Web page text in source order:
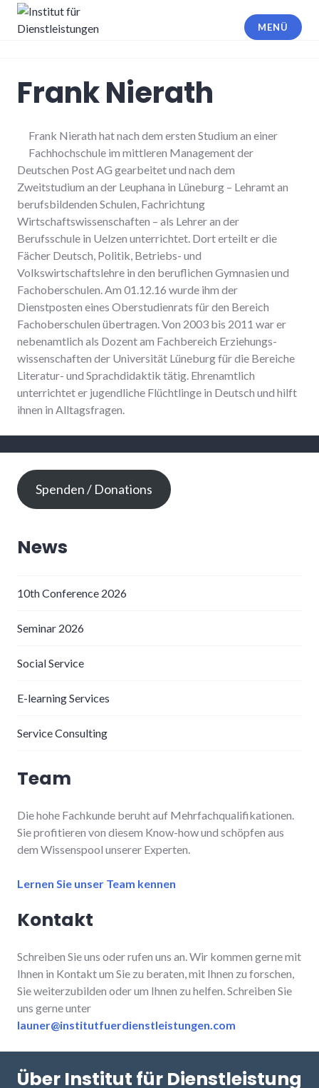
Zum
Inhalt
MENÜ
Frank Nierath
Frank Nierath hat nach dem ersten Studium an einer
Fachhochschule im mittleren Management der
Deutschen Post AG gearbeitet und nach dem
Zweitstudium an der Leuphana in Lüneburg – Lehramt an
berufsbildenden Schulen, Fachrichtung
Wirtschaftswissenschaften – als Lehrer an der
Berufsschule in Uelzen unterrichtet. Dort erteilt er die
Fächer Deutsch, Politik, Betriebs- und
Volkswirtschaftslehre in den beruflichen Gymnasien und
Fachoberschulen. Am 01.12.16 wurde ihm der
Dienstposten eines Oberstudienrats für den Bereich
Fachoberschulen übertragen. Von 2003 bis 2011 war er
nebenamtlich als Dozent am Fachbereich Erziehungs-
wissenschaften der Universität Lüneburg für die Bereiche
Literatur- und Sprachdidaktik tätig. Ehrenamtlich
unterrichtet er jugendliche Flüchtlinge in Deutsch und hilft
ihnen in Alltagsfragen.
Spenden / Donations
News
10th Conference 2026
Seminar 2026
Social Service
E-learning Services
Service Consulting
Team
Die hohe Fachkunde beruht auf Mehrfachqualifikationen.
Sie profitieren von diesem Know-how und schöpfen aus
dem Wissenspool unserer Experten.
Lernen Sie unser Team kennen
Kontakt
Schreiben Sie uns oder rufen uns an. Wir kommen gerne mit
Ihnen in Kontakt um Sie zu beraten, mit Ihnen zu forschen,
Sie weiterzubilden oder um Ihnen zu helfen. Schreiben Sie
uns gerne unter
launer@institutfuerdienstleistungen.com
Über Institut für Dienstleistung